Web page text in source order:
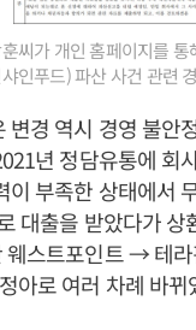
씨가 개인 홈페이지를 통
인푸드) 파산 사건 관련
변경 역시 경영 불안
년 정담유통에 회
이 부족한 상태에서
대출을 받았다가 상
웨스트포인트 → 테
로 여러 차례 바뀌